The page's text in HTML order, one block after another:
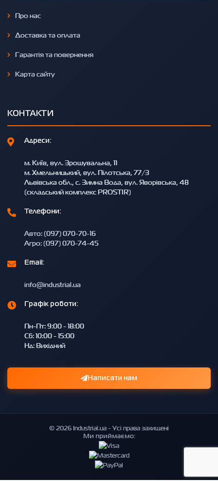
Про нас
Доставка та оплата
Гарантія та повернення
Карта сайту
КОНТАКТИ
Адреси:
м. Київ, вул. Зрошувальна, 11
м. Хмельницький, вул. Пілотська, 77/3
Львівська обл., с. Зимна Вода, вул. Яворівська, 48
(складський комплекс PROSTIR)
Телефони:
Авто: (097) 070-70-16
Агро: (097) 070-74-45
Email:
info@industrial.ua
Графік роботи:
Пн-Пт: 9:00 - 18:00
Сб: 10:00 - 15:00
Нд: Вихідний
Написати нам
© 2026 Industrial.ua - Усі права захищені
Ми приймаємо: